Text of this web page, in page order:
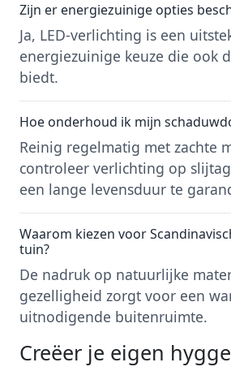
Zijn er energiezuinige opties
Ja, LED-verlichting is een
energiezuinige keuze die ook
biedt.
Hoe onderhoud ik mijn
Reinig regelmatig met zachte
controleer verlichting op
een lange levensduur te
Waarom kiezen voor
tuin?
De nadruk op natuurlijke
gezelligheid zorgt voor een
uitnodigende buitenruimte.
Creëer je eigen